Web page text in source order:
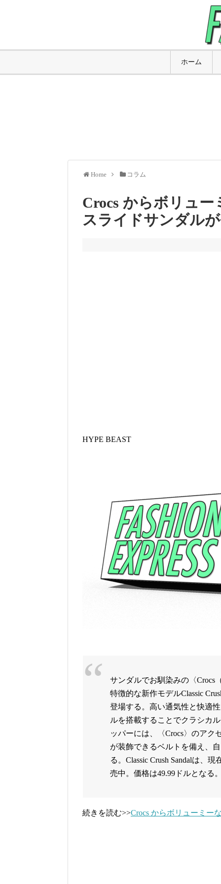
ホーム
Home コラム
Crocs からボリュ
スライドサンダル
HYPE BEAST
サンダルでお馴染みの〈Crocs
特徴的な新作モデルClassic
登場する。高い通気性と快適
ルを搭載することでクラシカ
ッパーには、〈Crocs〉のア
が装飾できるベルトを備え、
る。Classic Crush Sandalは、
売中。価格は49.99ドルとなる
続きを読む>>Crocs からボリューミー